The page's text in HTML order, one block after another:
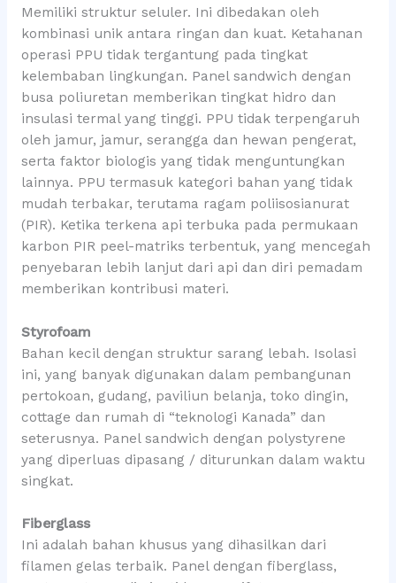
Memiliki struktur seluler. Ini dibedakan oleh
kombinasi unik antara ringan dan kuat. Ketahanan
operasi PPU tidak tergantung pada tingkat
kelembaban lingkungan. Panel sandwich dengan
busa poliuretan memberikan tingkat hidro dan
insulasi termal yang tinggi. PPU tidak terpengaruh
oleh jamur, jamur, serangga dan hewan pengerat,
serta faktor biologis yang tidak menguntungkan
lainnya. PPU termasuk kategori bahan yang tidak
mudah terbakar, terutama ragam poliisosianurat
(PIR). Ketika terkena api terbuka pada permukaan
karbon PIR peel-matriks terbentuk, yang mencegah
penyebaran lebih lanjut dari api dan diri pemadam
memberikan kontribusi materi.
Styrofoam
Bahan kecil dengan struktur sarang lebah. Isolasi
ini, yang banyak digunakan dalam pembangunan
pertokoan, gudang, paviliun belanja, toko dingin,
cottage dan rumah di “teknologi Kanada” dan
seterusnya. Panel sandwich dengan polystyrene
yang diperluas dipasang / diturunkan dalam waktu
singkat.
Fiberglass
Ini adalah bahan khusus yang dihasilkan dari
filamen gelas terbaik. Panel dengan fiberglass,